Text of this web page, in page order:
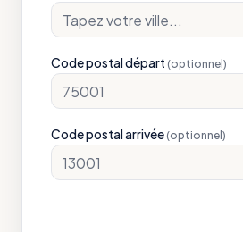
Code postal départ (optionnel)
Code postal arrivée (optionnel)